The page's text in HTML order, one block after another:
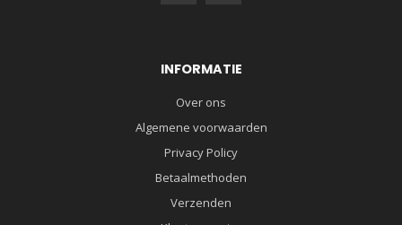
INFORMATIE
Over ons
Algemene voorwaarden
Privacy Policy
Betaalmethoden
Verzenden